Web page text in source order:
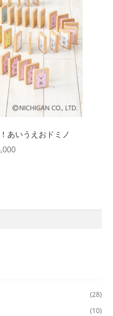
あいうえおドミノ
(28)
(10)